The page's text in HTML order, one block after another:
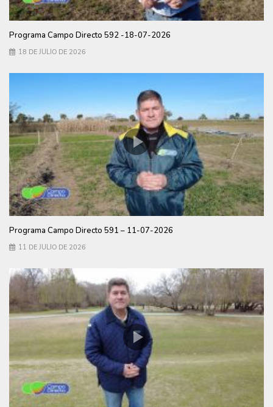
Programa Campo Directo 592 -18-07-2026
18 DE JULIO DE 2026
Programa Campo Directo 591 – 11-07-2026
11 DE JULIO DE 2026